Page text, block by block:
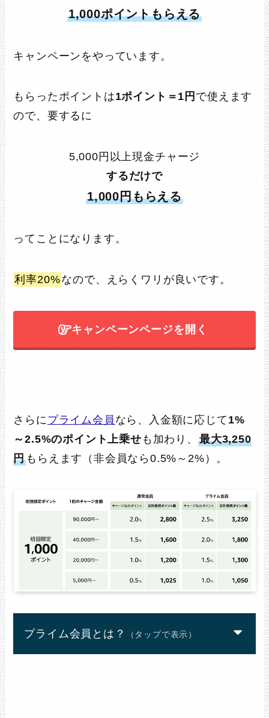
1,000ポイントもらえる
キャンペーンをやっています。
もらったポイントは1ポイント＝1円 で使えます
ので、要するに
5,000円以上現金チャージ
するだけで
1,000円もらえる
ってことになります。
利率20%なので、えらくワリが良いです。
キャンペーンページを開く
さらにプライム会員 なら、入金額に応じて 1%
～2.5%のポイント上乗せ も加わり、 最大3,250
円 もらえます（非会員なら0.5%～2%）。
プライム会員とは？ （タップで表示）